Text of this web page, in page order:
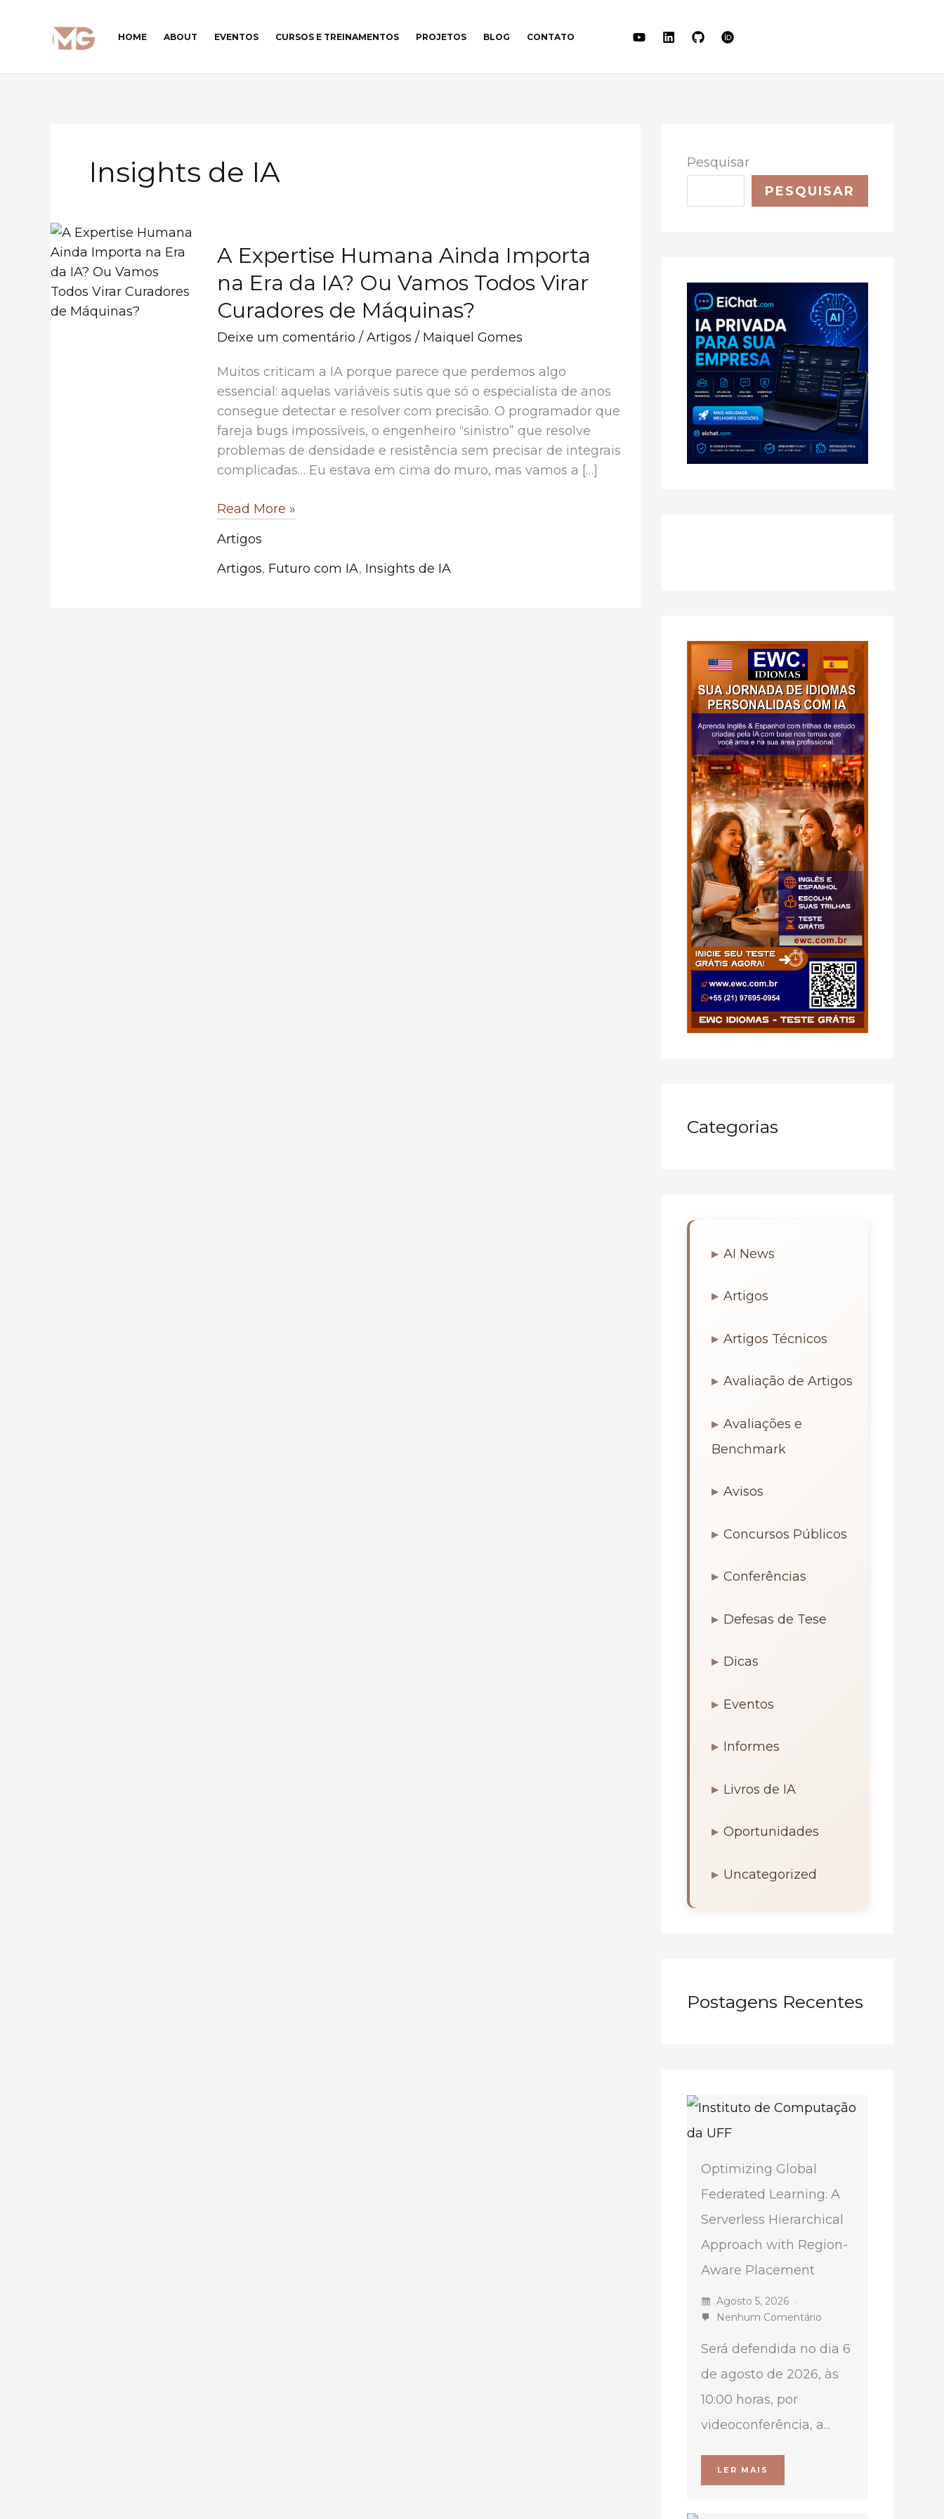
HOME ABOUT EVENTOS CURSOS E TREINAMENTOS PROJETOS BLOG CONTATO
Insights de IA
A Expertise Humana Ainda Importa
na Era da IA? Ou Vamos Todos Virar
Curadores de Máquinas?
Deixe um comentário / Artigos / Maiquel Gomes
Muitos criticam a IA porque parece que perdemos algo
essencial: aquelas variáveis sutis que só o especialista de anos
consegue detectar e resolver com precisão. O programador que
fareja bugs impossíveis, o engenheiro “sinistro” que resolve
problemas de densidade e resistência sem precisar de integrais
complicadas… Eu estava em cima do muro, mas vamos a […]
A
Humana
Ainda
Read More »
Artigos
Artigos, Futuro com IA, Insights de IA
Pesquisar
PESQUISAR
Categorias
AI News
Artigos
Artigos Técnicos
Avaliação de Artigos
Avaliações e
Benchmark
Avisos
Concursos Públicos
Conferências
Defesas de Tese
Dicas
Eventos
Informes
Livros de IA
Oportunidades
Uncategorized
Postagens Recentes
Optimizing Global
Federated Learning: A
Serverless Hierarchical
Approach with Region-
Aware Placement
Agosto 5, 2026
Nenhum Comentário
Será defendida no dia 6
de agosto de 2026, às
10:00 horas, por
videoconferência, a...
LER MAIS